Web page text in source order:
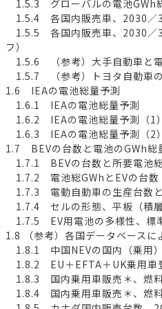
1.5.3 グローバルの電池GWh
1.5.4 各国内販売車、2030／
1.5.5 各国内販売車、2030／
フ）
1.5.6 （参考）大手自動車と
1.5.7 （参考）トヨタ自動車
1.6 IEAの電池総量予測
1.6.1 IEAの電池総量予測
1.6.2 IEAの電池総量予測（1
1.6.3 IEAの電池総量予測（2
1.7 BEVの台数と電池のGWh総
1.7.1 BEVの台数と所要電池
1.7.2 電池総GWhとEVの台数
1.7.3 電動自動車の生産台数
1.7.4 セルの形態、平板（積
1.7.5 EV用電池の多様性、標
1.8 （参考）各国データベースに
1.8.1 中国NEVの国内（乗用
1.8.2 EU＋EFTA＋UK乗用車
1.8.3 国内乗用車販売＊、燃
1.8.4 国内乗用車販売＊、燃